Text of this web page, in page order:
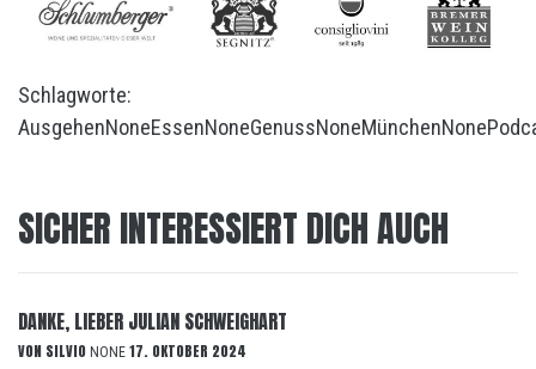
Schlagworte:
AusgehenNoneEssenNoneGenussNoneMünchenNone
SICHER INTERESSIERT DICH AUCH
DANKE, LIEBER JULIAN SCHWEIGHART
VON SILVIO NONE 17. OKTOBER 2024